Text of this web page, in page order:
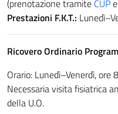
(prenotazione tramite CUP
Prestazioni F.K.T.:
Ricovero Ordinario
Orario: Lunedì–Venerdì, ore
Necessaria visita fisiatrica
della U.O.